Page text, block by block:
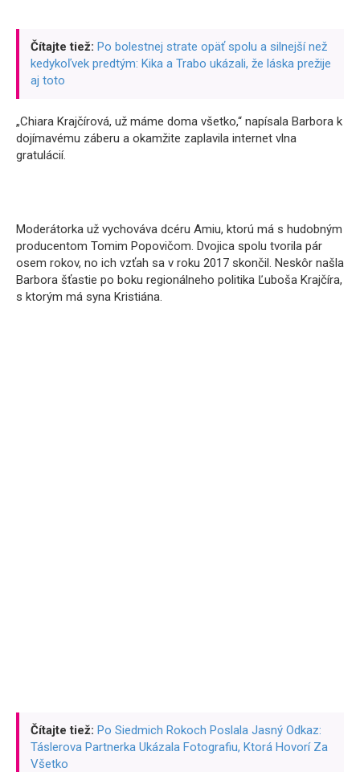
Čítajte tiež: Po bolestnej strate opäť spolu a silnejší než
kedykoľvek predtým: Kika a Trabo ukázali, že láska prežije
aj toto
„Chiara Krajčírová, už máme doma všetko,“ napísala Barbora k
dojímavému záberu a okamžite zaplavila internet vlna
gratulácií.
Moderátorka už vychováva dcéru Amiu, ktorú má s hudobným
producentom Tomim Popovičom. Dvojica spolu tvorila pár
osem rokov, no ich vzťah sa v roku 2017 skončil. Neskôr našla
Barbora šťastie po boku regionálneho politika Ľuboša Krajčíra,
s ktorým má syna Kristiána.
Čítajte tiež: Po Siedmich Rokoch Poslala Jasný Odkaz:
Táslerova Partnerka Ukázala Fotografiu, Ktorá Hovorí Za
Všetko